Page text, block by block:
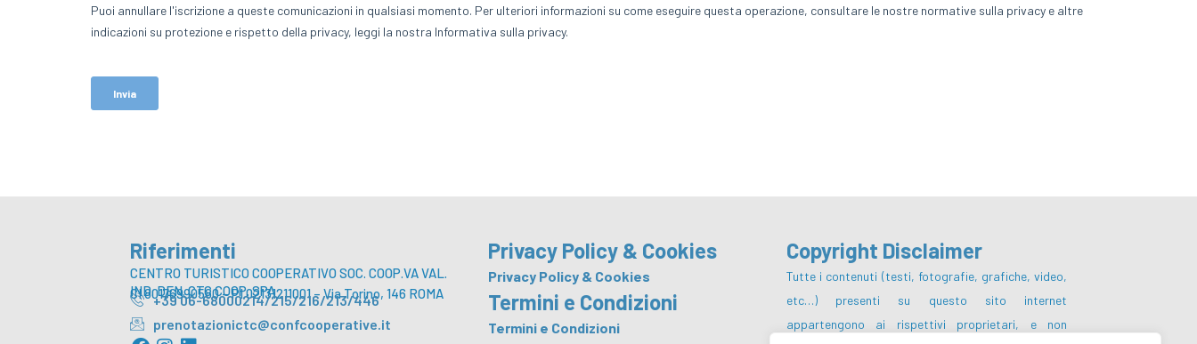
Riferimenti
CENTRO TURISTICO COOPERATIVO SOC. COOP.VA VAL.
IND. DEN. CTC COOP. SPA
CI 80176990580 – PI 02131211001 – Via Torino, 146 ROMA
+39 06-68000214/215/216/213/446
prenotazionictc@confcooperative.it
Privacy Policy & Cookies
Privacy Policy & Cookies
Termini e Condizioni
Termini e Condizioni
Copyright Disclaimer
Tutte i contenuti (testi, fotografie, grafiche, video,
etc…) presenti su questo sito internet
appartengono ai rispettivi proprietari, e non